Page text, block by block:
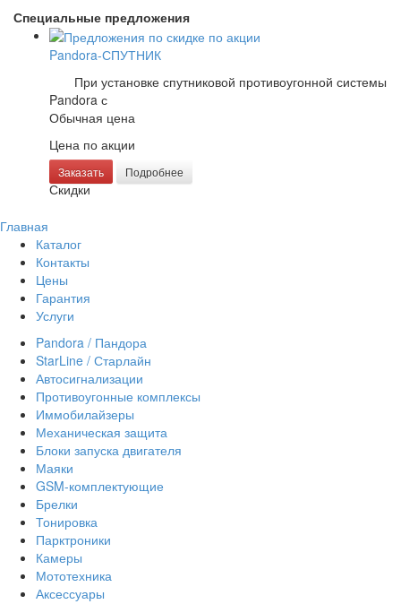
Специальные предложения
Pandora-СПУТНИК
При установке спутниковой противоугонной системы
Pandora с
Обычная цена
Цена по акции
Заказать Подробнее
Скидки
Главная
Каталог
Контакты
Цены
Гарантия
Услуги
Pandora / Пандора
StarLine / Старлайн
Автосигнализации
Противоугонные комплексы
Иммобилайзеры
Механическая защита
Блоки запуска двигателя
Маяки
GSM-комплектующие
Брелки
Тонировка
Парктроники
Камеры
Мототехника
Аксессуары